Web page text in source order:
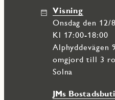
Visning
onsdag den 12/8
Kl 17:00-18:00
Alphyddevägen
omgjord till 3
Solna
JMs